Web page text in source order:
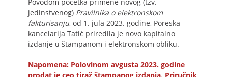
jedinstvenog) Pravilnika o elektronskom
fakturisanju, od 1. jula 2023. godine, Poreska
kancelarija Tatić priredila je novo kapitalno
izdanje u štampanom i elektronskom obliku.
Napomena: Polovinom avgusta 2023. godine